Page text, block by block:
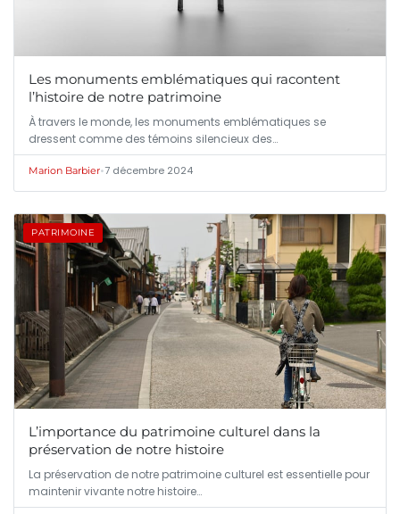
Les monuments emblématiques qui racontent
l’histoire de notre patrimoine
À travers le monde, les monuments emblématiques se
dressent comme des témoins silencieux des…
Marion Barbier•7 décembre 2024
PATRIMOINE
L’importance du patrimoine culturel dans la
préservation de notre histoire
La préservation de notre patrimoine culturel est essentielle pour
maintenir vivante notre histoire…